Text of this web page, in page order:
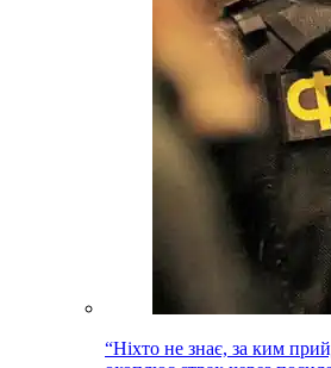
“Ніхто не знає, за ким